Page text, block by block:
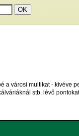
a városi multikat - kivéve
stb. lévő